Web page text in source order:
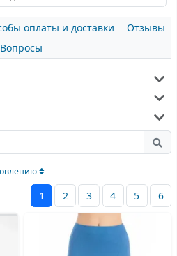
оплаты и доставки
Отзывы
Вопросы
1 2 3 4 5 6